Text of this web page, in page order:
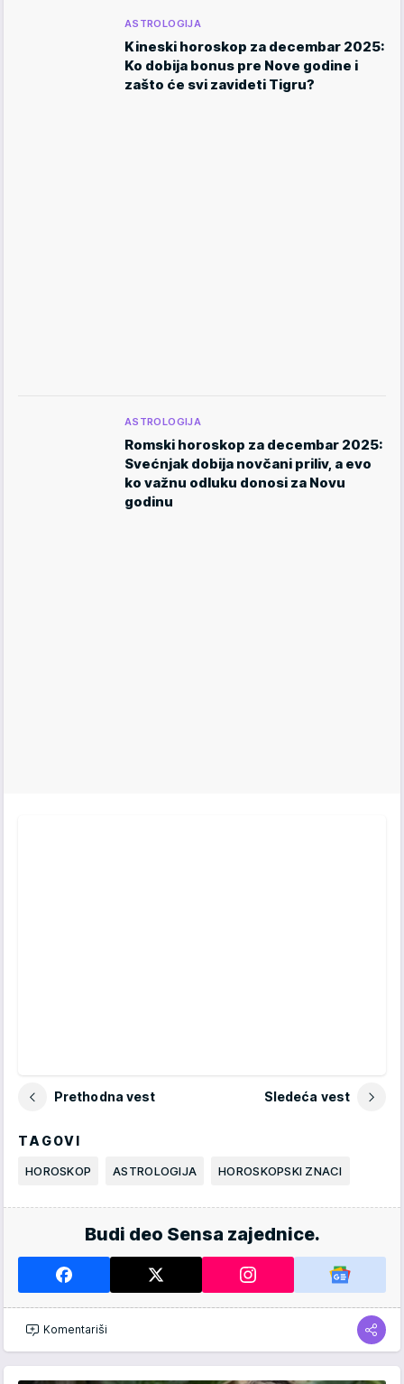
ASTROLOGIJA
Kineski horoskop za decembar 2025:
Ko dobija bonus pre Nove godine i
zašto će svi zavideti Tigru?
ASTROLOGIJA
Romski horoskop za decembar 2025:
Svećnjak dobija novčani priliv, a evo
ko važnu odluku donosi za Novu
godinu
Prethodna vest Sledeća vest
TAGOVI
HOROSKOP ASTROLOGIJA HOROSKOPSKI ZNACI
Budi deo Sensa zajednice.
Komentariši